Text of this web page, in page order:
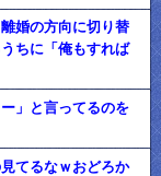
婚の方向に切り替
ちに「俺もすれば
」と言ってるのを
てるなｗおどろか